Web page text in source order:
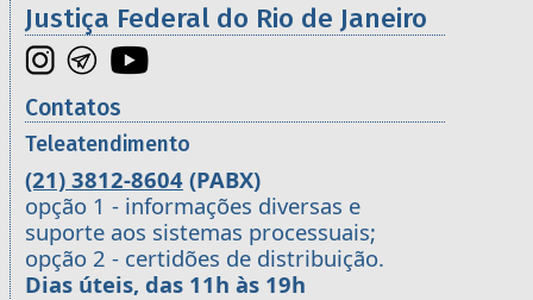
Justiça Federal do Rio de Janeiro
Contatos
Teleatendimento
(21) 3812-8604 (PABX)
opção 1 - informações diversas e
suporte aos sistemas processuais;
opção 2 - certidões de distribuição.
Dias úteis, das 11h às 19h